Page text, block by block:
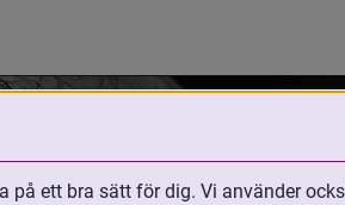
ett bra sätt för dig. Vi använder